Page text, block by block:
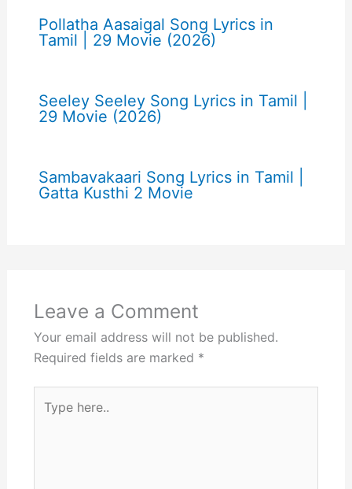
Pollatha Aasaigal Song Lyrics in
Tamil | 29 Movie (2026)
Seeley Seeley Song Lyrics in Tamil |
29 Movie (2026)
Sambavakaari Song Lyrics in Tamil |
Gatta Kusthi 2 Movie
Leave a Comment
Your email address will not be published.
Required fields are marked *
here..